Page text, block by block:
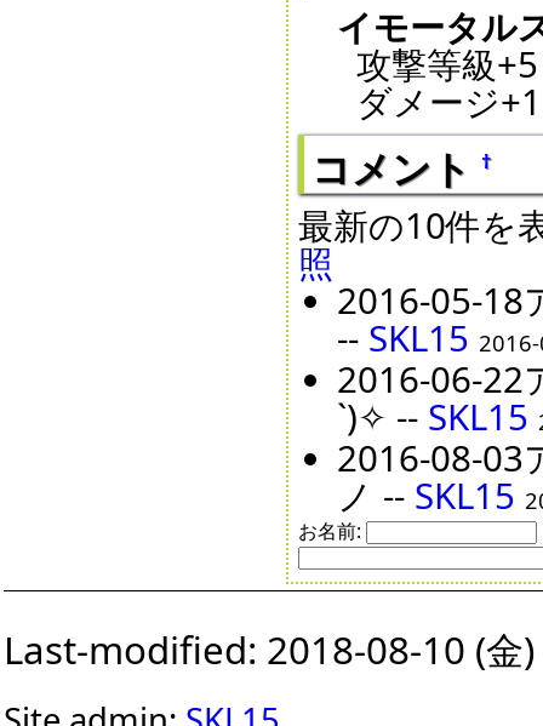
イモータル
攻撃等級
ダメージ
コメント †
最新の10件を
照
2016-05-18
-- SKL15
2016-06-22
`)✧ -- SKL15
2016-08-03
ノ -- SKL15
お名前:
Last-modified: 2018-08-10 (金